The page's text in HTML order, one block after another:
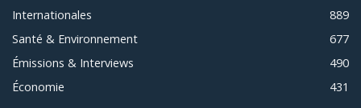
Internationales
889
Santé & Environnement
677
Émissions & Interviews
490
Économie
431